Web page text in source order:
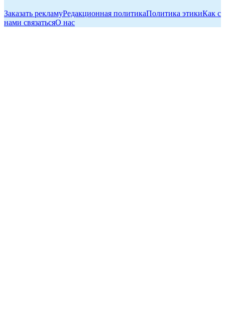
Заказать рекламуРедакционная политикаПолитика этикиКак с
нами связатьсяО нас